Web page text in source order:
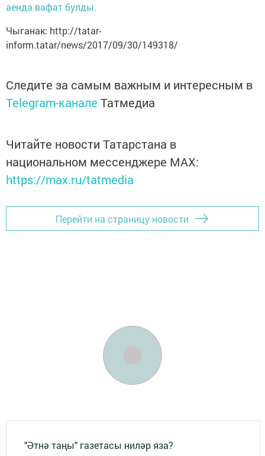
аенда вафат булды.
Чыганак: http://tatar-
inform.tatar/news/2017/09/30/149318/
Следите за самым важным и интересным в
Telegram-канале Татмедиа
Читайте новости Татарстана в
национальном мессенджере MАХ:
https://max.ru/tatmedia
Перейти на страницу новости
"Әтнә таңы" газетасы ниләр яза?